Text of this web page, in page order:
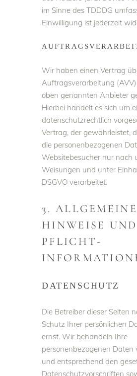
im Sinne des TDDDG
Einwilligung ist jederzeit
Wir haben einen Vertrag
Auftragsverarbeitung
oben genannten Anbieter
Hierbei handelt es sich um
datenschutzrechtlich
Vertrag, der gewährleistet,
die personenbezogenen
Websitebesucher nur nach
Weisungen und unter
DSGVO verarbeitet.
3. ALLGEMEINE
HINWEISE UND
PFLICHT­
DATENSCHUTZ
Die Betreiber dieser Seiten
Schutz Ihrer persönlichen
ernst. Wir behandeln Ihre
personenbezogenen Daten
und entsprechend den
Datenschutzvorschriften